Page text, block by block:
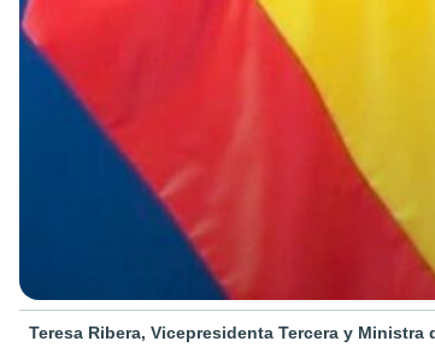
Teresa Ribera, Vicepresidenta Tercera y